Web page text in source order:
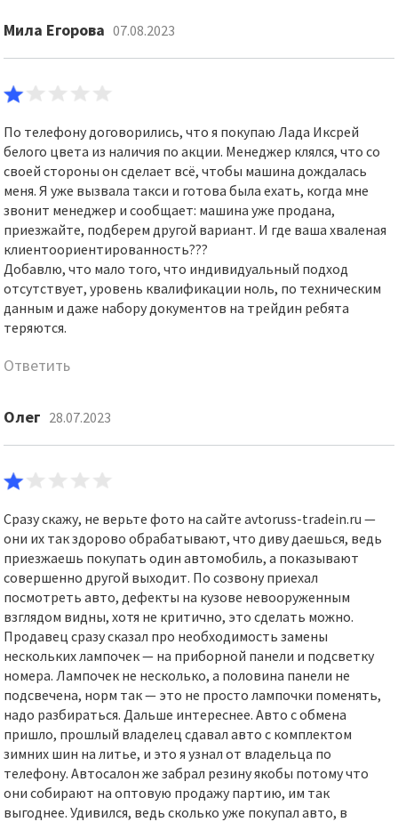
Мила Егорова 07.08.2023
По телефону договорились, что я покупаю Лада Иксрей
белого цвета из наличия по акции. Менеджер клялся, что со
своей стороны он сделает всё, чтобы машина дождалась
меня. Я уже вызвала такси и готова была ехать, когда мне
звонит менеджер и сообщает: машина уже продана,
приезжайте, подберем другой вариант. И где ваша хваленая
клиентоориентированность???
Добавлю, что мало того, что индивидуальный подход
отсутствует, уровень квалификации ноль, по техническим
данным и даже набору документов на трейдин ребята
теряются.
Ответить
Олег 28.07.2023
Сразу скажу, не верьте фото на сайте avtoruss-tradein.ru —
они их так здорово обрабатывают, что диву даешься, ведь
приезжаешь покупать один автомобиль, а показывают
совершенно другой выходит. По созвону приехал
посмотреть авто, дефекты на кузове невооруженным
взглядом видны, хотя не критично, это сделать можно.
Продавец сразу сказал про необходимость замены
нескольких лампочек — на приборной панели и подсветку
номера. Лампочек не несколько, а половина панели не
подсвечена, норм так — это не просто лампочки поменять,
надо разбираться. Дальше интереснее. Авто с обмена
пришло, прошлый владелец сдавал авто с комплектом
зимних шин на литье, и это я узнал от владельца по
телефону. Автосалон же забрал резину якобы потому что
они собирают на оптовую продажу партию, им так
выгоднее. Удивился, ведь сколько уже покупал авто, в